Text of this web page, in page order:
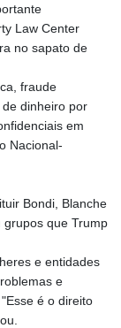
Law Center
no sapato de
fraude
dinheiro por
em
Nacional-
Bondi, Blanche
que Trump
e entidades
e
é o direito